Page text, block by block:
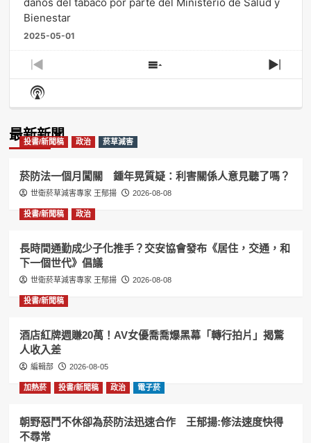
Bienestar
2025-05-01
Previous
Episode
Show
Episodes
Next
Show
Podcast
最新新聞
投書/新聞稿 政治 菸草減害
菸防法一個月闖關 鍾年晃質疑：利害關係人意見聽了嗎？
世衛菸草減害專家 王郁揚 2026-08-08
投書/新聞稿 政治
長時間通勤成少子化推手？交安協會發布《居住，交通，和
下一個世代》倡議
世衛菸草減害專家 王郁揚 2026-08-08
投書/新聞稿
酒店紅牌週賺20萬！AV女優喬喬爆黑幕「轉行拍片」揭驚
人收入差
編輯部 2026-08-05
加熱菸 投書/新聞稿 政治 電子菸
朝野惡鬥不休卻為菸防法迅速合作 王郁揚:修法速度快得
不尋常